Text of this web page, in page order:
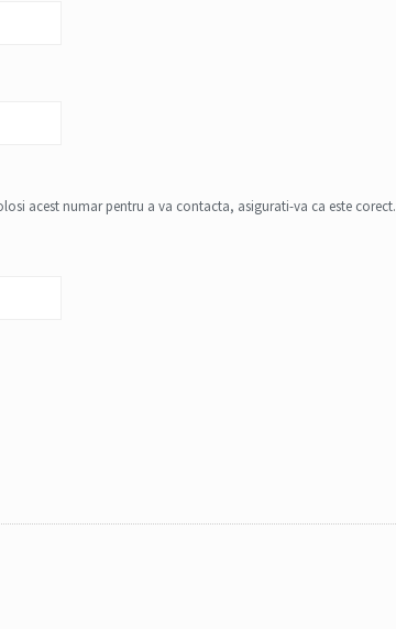
acest numar pentru a va contacta, asigurati-va ca este corect.